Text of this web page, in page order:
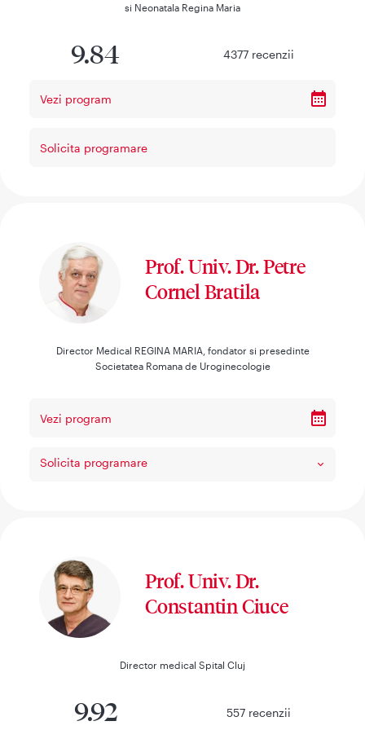
si Neonatala Regina Maria
9.84 4377recenzii
Vezi program
Solicita programare
Prof. Univ. Dr. Petre
Cornel Bratila
Director Medical REGINA MARIA, fondator si presedinte
Societatea Romana de Uroginecologie
Vezi program
Solicita programare
Prof. Univ. Dr.
Constantin Ciuce
Director medical Spital Cluj
9.92 557 recenzii